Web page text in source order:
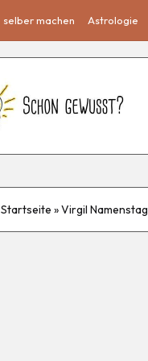
selber machen Astrologie
Startseite »Virgil Namenstag